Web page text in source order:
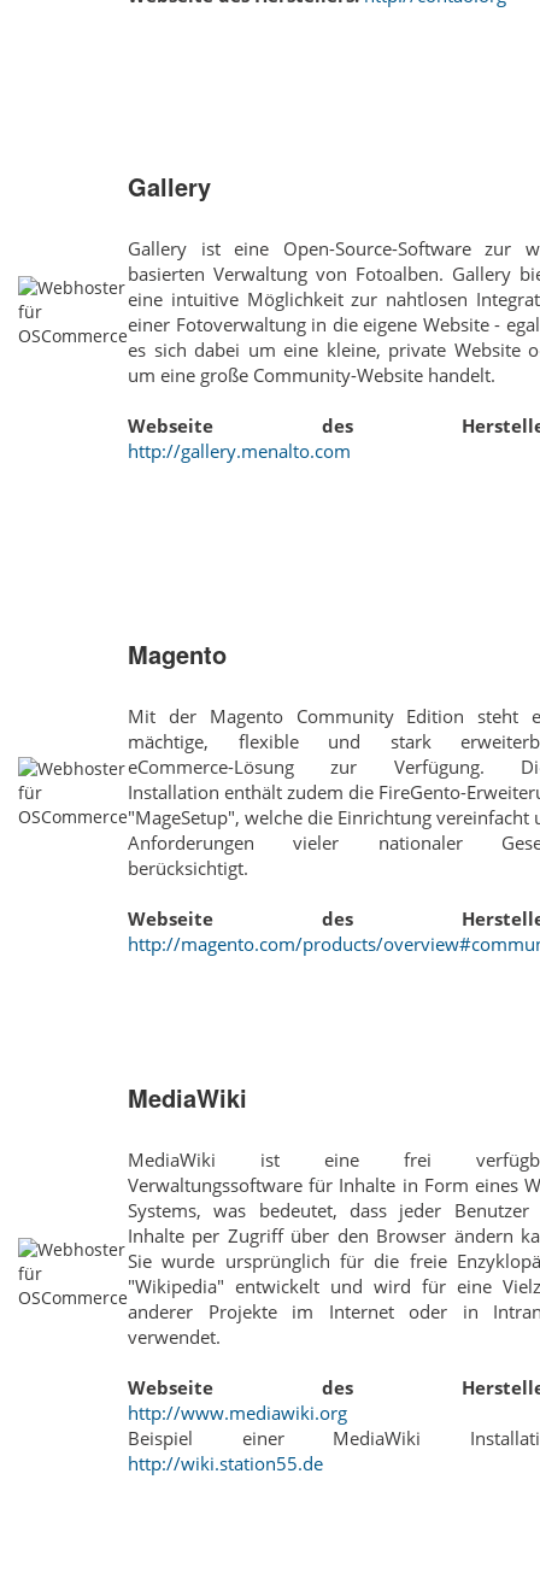
Gallery
Gallery ist eine Open-Source-Software zur
basierten Verwaltung von Fotoalben. Gallery
eine intuitive Möglichkeit zur nahtlosen
einer Fotoverwaltung in die eigene Website -
es sich dabei um eine kleine, private Website
um eine große Community-Website handelt.
Webseite des
http://gallery.menalto.com
Magento
Mit der Magento Community Edition steht
mächtige, flexible und stark
eCommerce-Lösung zur Verfügung.
Installation enthält zudem die FireGento-
"MageSetup", welche die Einrichtung vereinfacht
Anforderungen vieler nationaler
berücksichtigt.
Webseite des
http://magento.com/products/
MediaWiki
MediaWiki ist eine frei
Verwaltungssoftware für Inhalte in Form eines
Systems, was bedeutet, dass jeder Benutzer
Inhalte per Zugriff über den Browser ändern
Sie wurde ursprünglich für die freie
"Wikipedia" entwickelt und wird für eine
anderer Projekte im Internet oder in
verwendet.
Webseite des
http://www.mediawiki.org
Beispiel einer MediaWiki
http://wiki.station55.de